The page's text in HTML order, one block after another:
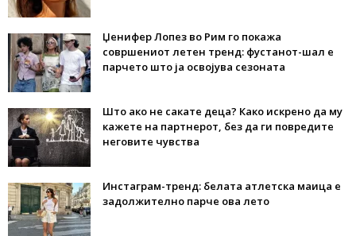
Џенифер Лопез во Рим го покажа
совршениот летен тренд: фустанот-шал е
парчето што ја освојува сезоната
Што ако не сакате деца? Како искрено да му
кажете на партнерот, без да ги повредите
неговите чувства
Инстаграм-тренд: белата атлетска маица е
задолжително парче ова лето